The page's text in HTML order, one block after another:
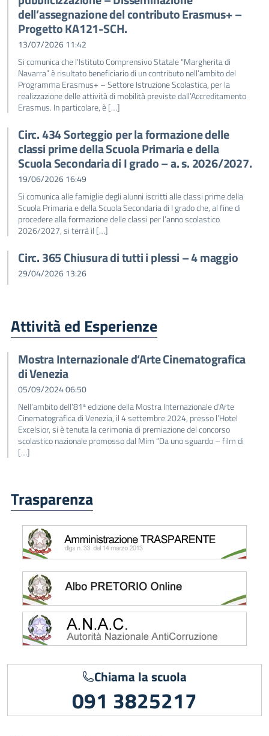
dell’assegnazione del contributo Erasmus+ –
Progetto KA121-SCH.
13/07/2026 11:42
Si comunica che l’Istituto Comprensivo Statale “Margherita di
Navarra” è risultato beneficiario di un contributo nell’ambito del
Programma Erasmus+ – Settore Istruzione Scolastica, per la
realizzazione delle attività di mobilità previste dall’Accreditamento
Erasmus. In particolare, è […]
Circ. 434 Sorteggio per la formazione delle
classi prime della Scuola Primaria e della
Scuola Secondaria di I grado – a. s. 2026/2027.
19/06/2026 16:49
Si comunica alle famiglie degli alunni iscritti alle classi prime della
Scuola Primaria e della Scuola Secondaria di I grado che, al fine di
procedere alla formazione delle classi per l’anno scolastico
2026/2027, si terrà il […]
Circ. 365 Chiusura di tutti i plessi – 4 maggio
29/04/2026 13:26
Attività ed Esperienze
Mostra Internazionale d’Arte Cinematografica
di Venezia
05/09/2024 06:50
Nell’ambito dell’81ª edizione della Mostra Internazionale d’Arte
Cinematografica di Venezia, il 4 settembre 2024, presso l’Hotel
Excelsior, si è tenuta la cerimonia di premiazione del concorso
scolastico nazionale promosso dal Mim “Da uno sguardo – film di
[…]
Trasparenza
Chiama la scuola
091 3825217